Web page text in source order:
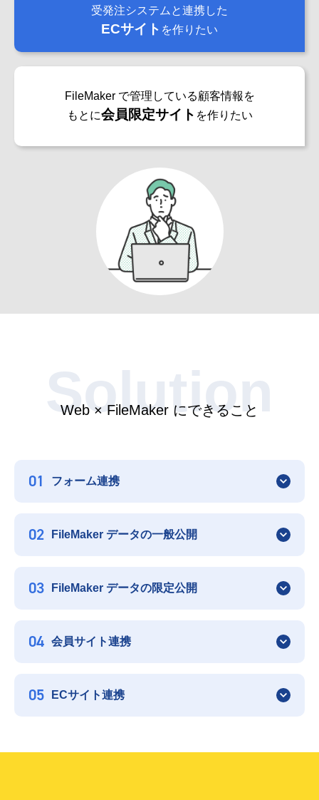
FileMaker で管理している顧客情報を
もとに会員限定サイト を作りたい
受発注システムと連携した
ECサイト を作りたい
Web × FileMaker にできること
Solution
01 フォーム連携
02 FileMaker データの一般公開
03 FileMaker データの限定公開
04 会員サイト連携
05 ECサイト連携